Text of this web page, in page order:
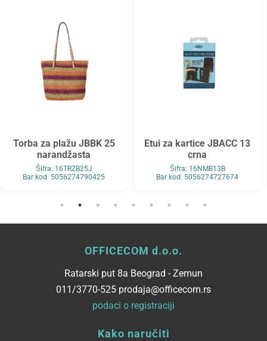
Torba za plažu JBBK 25
narandžasta
Šifra: 16TRZB25J
Bar kod: 5056274790425
Etui za kartice JBACC 13
crna
Šifra: 16NMB13B
Bar kod: 5056274727674
OFFICECOM d.o.o.
Ratarski put 8a Beograd - Zemun
011/3770-525 prodaja@officecom.rs
podaci o registraciji
Kako naručiti